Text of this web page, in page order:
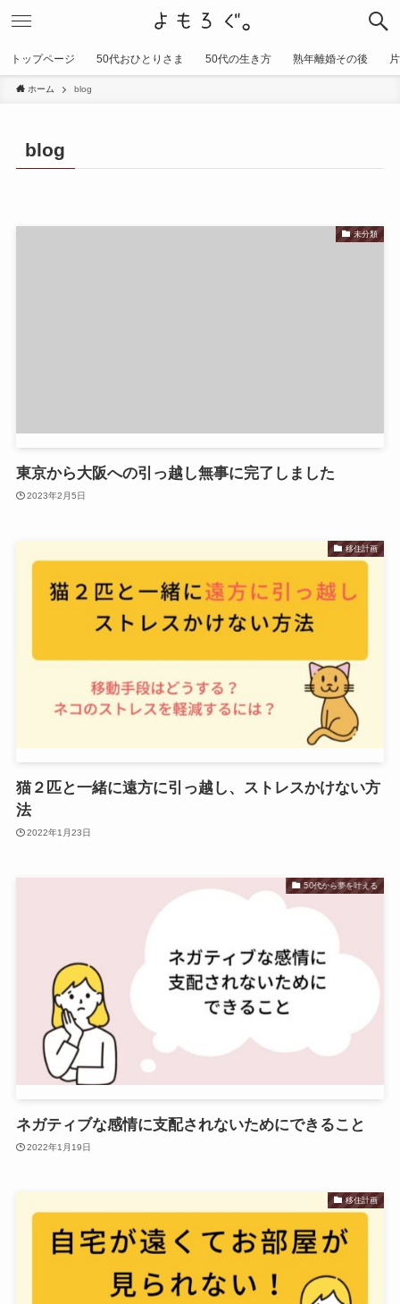
トップページ 50代おひとりさま 50代の生き方 熟年離婚その後
ホーム blog
blog
未分類
東京から大阪への引っ越し無事に完了しました
2023年2月5日
移住計画
猫２匹と一緒に遠方に引っ越し、ストレスかけない方
法
2022年1月23日
50代から夢を叶える
ネガティブな感情に支配されないためにできること
2022年1月19日
移住計画